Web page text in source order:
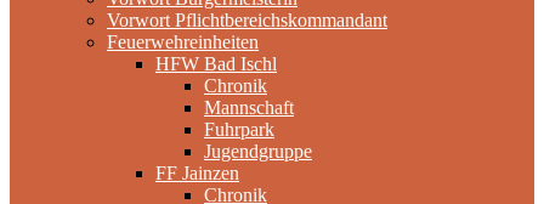
Vorwort Pflichtbereichskommandant
Feuerwehreinheiten
HFW Bad Ischl
Chronik
Mannschaft
Fuhrpark
Jugendgruppe
FF Jainzen
Chronik